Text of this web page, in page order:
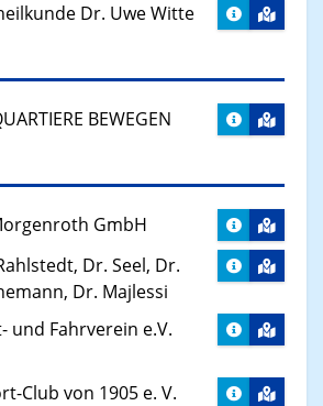
Dr. Uwe Witte
BEWEGEN
GmbH
Dr. Seel, Dr.
Dr. Majlessi
und Fahrverein e.V.
Club von 1905 e. V.